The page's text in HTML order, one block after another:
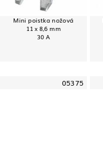
Mini poistka nožová
11 x 8,6 mm
30 A
05375